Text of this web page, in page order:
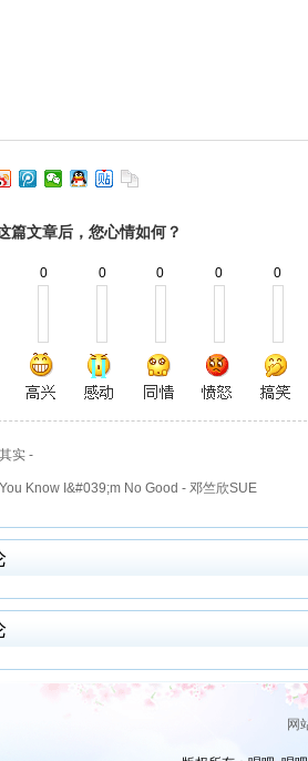
篇文章后，您心情如何？
0 0 0 0 0
其实 -
You Know I&#039;m No Good - 邓竺欣SUE
网